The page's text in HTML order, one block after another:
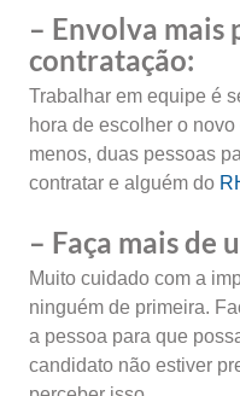
– Envolva mais
contratação:
Trabalhar em equipe é
hora de escolher o
menos, duas pessoas
contratar e alguém do
– Faça mais de
Muito cuidado com a
ninguém de primeira.
a pessoa para que
candidato não estiver